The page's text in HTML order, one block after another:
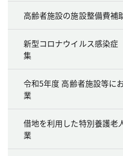
高齢者施設の施設整備費補
新型コロナウイルス感染
集
令和5年度 高齢者施設等に
業
借地を利用した特別養護老
業